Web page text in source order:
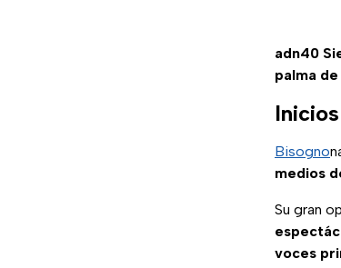
adn40
palma
Bisogno
medios
Su gran
voces